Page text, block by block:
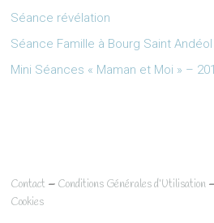
Séance révélation
Séance Famille à Bourg Saint Andéol
Mini Séances « Maman et Moi » –
Contact – Conditions Générales d’Utilisation
Cookies